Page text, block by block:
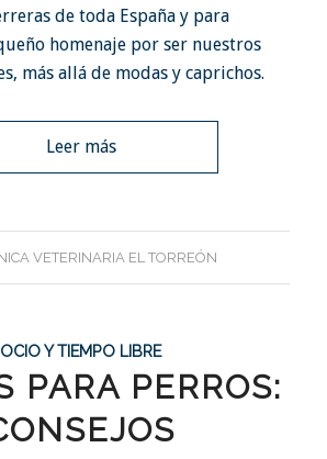
de toda España y para
homenaje por ser nuestros
más allá de modas y caprichos.
Leer más
VETERINARIA EL TORREÓN
OCIO Y TIEMPO LIBRE
PARA PERROS: